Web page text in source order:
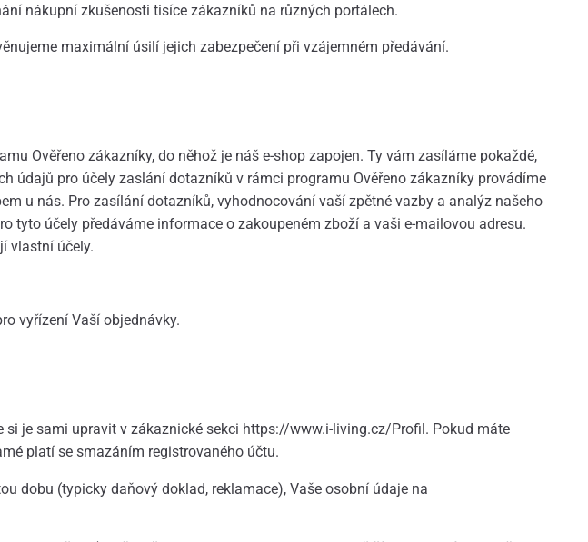
nákupní zkušenosti tisíce zákazníků na různých portálech.
maximální úsilí jejich zabezpečení při vzájemném předávání.
Ověřeno zákazníky, do něhož je náš e-shop zapojen. Ty vám zasíláme pokaždé,
údajů pro účely zaslání dotazníků v rámci programu Ověřeno zákazníky provádíme
u nás. Pro zasílání dotazníků, vyhodnocování vaší zpětné vazby a analýz našeho
tyto účely předáváme informace o zakoupeném zboží a vaši e-mailovou adresu.
vlastní účely.
vyřízení Vaší objednávky.
si je sami upravit v zákaznické sekci https://www.i-living.cz/Profil. Pokud máte
platí se smazáním registrovaného účtu.
dobu (typicky daňový doklad, reklamace), Vaše osobní údaje na